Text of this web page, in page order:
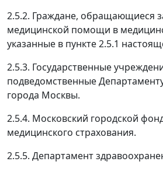
2.5.2. Граждане, обращающиеся
медицинской помощи в
указанные в пункте 2.5.1
2.5.3. Государственные
подведомственные
города Москвы.
2.5.4. Московский городской
медицинского страхования.
2.5.5. Департамент